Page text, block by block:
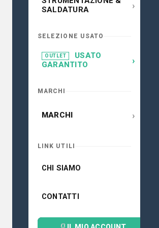
SALDATURA
›
SELEZIONE USATO
OUTLET
USATO
GARANTITO
›
MARCHI
MARCHI ›
LINK UTILI
CHI SIAMO
CONTATTI